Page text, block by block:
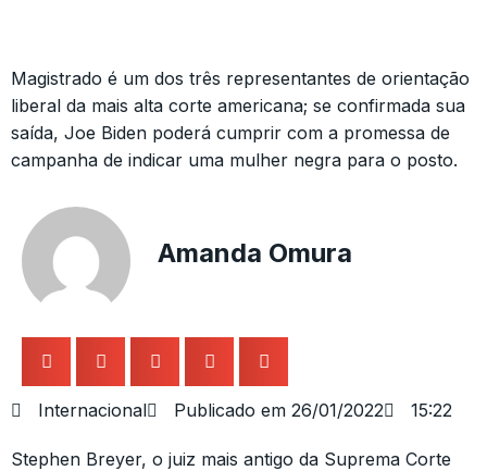
Magistrado é um dos três representantes de orientação
liberal da mais alta corte americana; se confirmada sua
saída, Joe Biden poderá cumprir com a promessa de
campanha de indicar uma mulher negra para o posto.
Amanda Omura
Internacional Publicado em 26/01/2022 15:22
Stephen Breyer, o juiz mais antigo da Suprema Corte